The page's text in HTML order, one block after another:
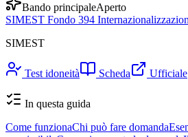
Bando principaleAperto
SIMEST Fondo 394
SIMEST
Test idoneità Scheda Ufficiale
In questa guida
Come funzionaChi può fare domanda